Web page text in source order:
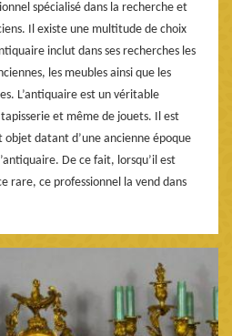
spécialisé dans la recherche et
Il existe une multitude de choix
inclut dans ses recherches les
les meubles ainsi que les
L’antiquaire est un véritable
et même de jouets. Il est
datant d’une ancienne époque
De ce fait, lorsqu’il est
rare, ce professionnel la vend dans